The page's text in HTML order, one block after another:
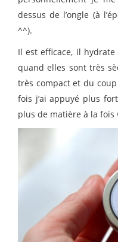
dessus de l’ongle (à
^^).
Il est efficace, il
quand elles sont très
très compact et du
fois j’ai appuyé plus
plus de matière à la fois